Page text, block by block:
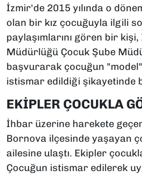
İzmir'de 2015 yılında o
olan bir kız çocuğuyla ilgili
paylaşımlarını gören bir
Müdürlüğü Çocuk Şube
başvurarak çocuğun "model"
istismar edildiği şikayetinde
EKİPLER ÇOCUKLA
İhbar üzerine harekete
Bornova ilçesinde yaşayan
ailesine ulaştı. Ekipler
Çocuğun istismar edilerek